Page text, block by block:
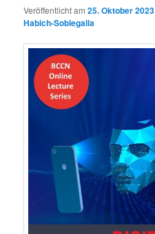
Veröffentlicht am25. Oktober 2023
Habich-Sobiegalla